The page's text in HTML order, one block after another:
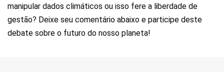
manipular dados climáticos ou isso fere a liberdade de
gestão? Deixe seu comentário abaixo e participe deste
debate sobre o futuro do nosso planeta!